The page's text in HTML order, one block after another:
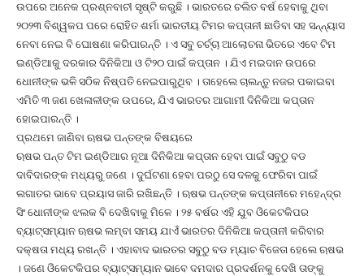
ଉପରେ ଅନେକ ପ୍ରଶ୍ନବାଚୀ ସୃଷ୍ଟି କରୁଛି । ଭାରତରେ ଚଲିତ ବର୍ଷ ହେବାକୁ ଥିବା
୨୦୨୩ ବିଶ୍ୱକପ ପରେ ରୋହିତ ଶର୍ମା ଭାରତୀୟ ଟିମର କପ୍ତାନୀ ଛାଡିବା ସହ ସନ୍ନ୍ୟାସ
ନେବା ନେଇ ବି ଘୋଷଣା କରିପାରନ୍ତି । ଏ ସବୁ ଚର୍ଚ୍ଚା ଆଲୋଚନା ଭିତରେ ଏବେ ଟିମ
ଇଣ୍ଡିଆକୁ ଦରକାର ଦିନିକିଆ ଓ ଟି୨୦ ପାଇଁ କପ୍ତାନ । ଯିଏ ମଇଦାନ ଉପରେ
ଧୋନୀଙ୍କ ଭଳି ସଠିକ ନିଷ୍ପତି ନେଇପାରୁଥିବ । ତାହେଲେ ଚାଲନ୍ତୁ ନଜର ପକାଇବା
ଏମିତି ୩ ଜଣ ଖେଳାଳୀଙ୍କ ଉପରେ, ଯିଏ ଭାରତର ଆଗାମୀ ଦିନିକିଆ କପ୍ତାନ
ହୋଇପାରନ୍ତି ।
ପ୍ରଥମେ ଜାଣିବା ଋଷଭ ପନ୍ତଙ୍କ ବିଷୟରେ
ଋଷଭ ପନ୍ତ ଟିମ ଇଣ୍ଡିଆର ନୂଆ ଦିନିକିଆ କପ୍ତାନ ହେବା ପାଇଁ ସବୁଠୁ ବଡ
ଦାବିଦାରଙ୍କ ମଧ୍ୟରୁ ଜଣେ । ଦୁର୍ଘଟଣା ହେବା ପରଠୁ ସେ ଦଳକୁ ଫେରିବା ପାଇଁ
ଲଗାତର ଭାବେ ପ୍ରୟାସ ଜାରି ରଖିଛନ୍ତି । ଋଷଭ ପନ୍ତଙ୍କ କପ୍ତାନୀରେ ମହେନ୍ଦ୍ର
ସିଂ ଧୋନୀଙ୍କ ଝଲକ ବି ଦେଖିବାକୁ ମିଳେ । ୨୫ ବର୍ଷର ଏହି ଯୁବ ଓିକେଟକିପର
ବ୍ୟାଟ୍ସମ୍ୟାନ ଋଷଭ ଲମ୍ବା ସମୟ ଯାଏଁ ଭାରତର ଦିନିକିଆ କପ୍ତାନୀ କରିବାର
ଦକ୍ଷତା ମଧ୍ୟ ରଖନ୍ତି । ଏହାବାଦ ଭାରତର ସବୁଠୁ ବଡ ମ୍ୟାଚ ବିଜେତା ହେଲେ ଋଷଭ
। ଜଣେ ଓିକେଟକିପର ବ୍ୟାଟ୍ସମ୍ୟାନ ଭାବେ ଦମଦାର ପ୍ରଦର୍ଶନକୁ ଦେଖି ତାଙ୍କୁ